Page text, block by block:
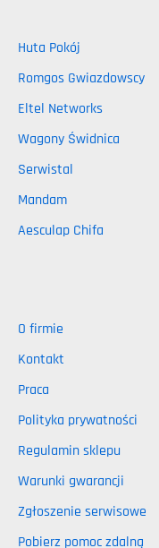
Huta Pokój
Romgos Gwiazdowscy
Eltel Networks
Wagony Świdnica
Serwistal
Mandam
Aesculap Chifa
O firmie
Kontakt
Praca
Polityka prywatności
Regulamin sklepu
Warunki gwarancji
Zgłoszenie serwisowe
Pobierz pomoc zdalną